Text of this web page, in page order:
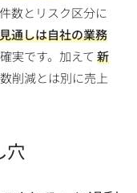
数とリスク区分に
通しは自社の業務
実です。加えて新
削減とは別に売上
穴